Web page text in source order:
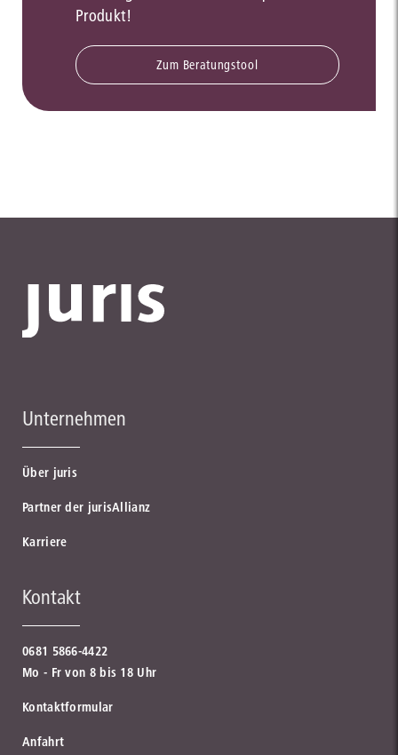
Produkt!
Zum Beratungstool
Unternehmen
Über juris
Partner der jurisAllianz
Karriere
Kontakt
0681 5866-4422
Mo - Fr von 8 bis 18 Uhr
Kontaktformular
Anfahrt